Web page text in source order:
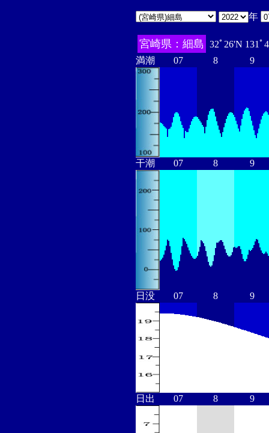
年
宮崎県：細島
32ﾟ26'N 131ﾟ
満潮
07 8 9
干潮 07 8 9
日没 07 8 9
日出 07 8 9